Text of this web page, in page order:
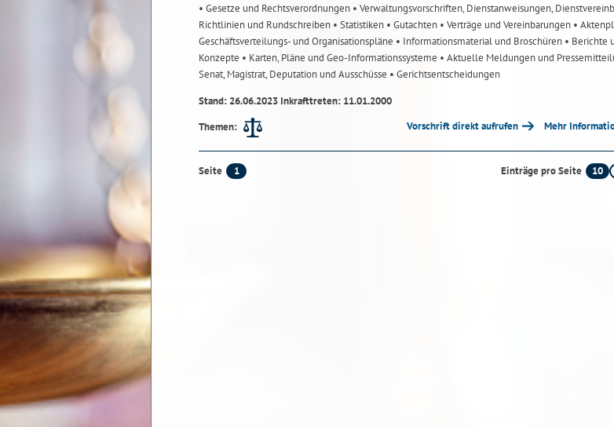
• Gesetze und Rechtsverordnungen • Verwaltungsvorschriften, Dienstanweisungen,
Richtlinien und Rundschreiben • Statistiken • Gutachten • Verträge und Vereinbarungen •
Geschäftsverteilungs- und Organisationspläne • Informationsmaterial und Broschüren • Berichte
Konzepte • Karten, Pläne und Geo-Informationssysteme • Aktuelle Meldungen und
Senat, Magistrat, Deputation und Ausschüsse • Gerichtsentscheidungen
Stand: 26.06.2023 Inkrafttreten: 11.01.2000
Themen:
Vorschrift direkt aufrufen Mehr
Seite 1 Einträge pro Seite 10